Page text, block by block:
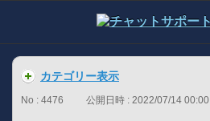
カテゴリー表示
No : 4476 公開日時 : 2022/07/14 00:00